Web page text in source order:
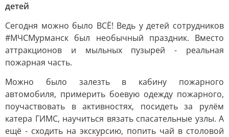
детей
Сегодня можно было ВСЁ! Ведь у детей сотрудников
#МЧСМурманск был необычный праздник. Вместо
аттракционов и мыльных пузырей - реальная
пожарная часть.
Можно было залезть в кабину пожарного
автомобиля, примерить боевую одежду пожарного,
поучаствовать в активностях, посидеть за рулём
катера ГИМС, научиться вязать спасательные узлы. А
ещё - сходить на экскурсию, попить чай в столовой